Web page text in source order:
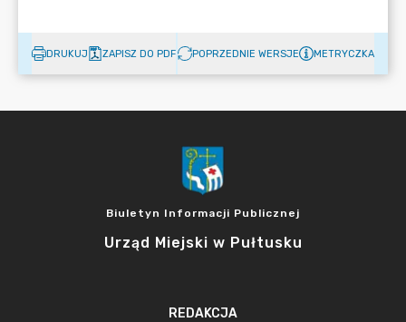
DRUKUJ ZAPISZ DO PDF POPRZEDNIE WERSJE METRYCZKA
Biuletyn Informacji Publicznej
Urząd Miejski w Pułtusku
REDAKCJA